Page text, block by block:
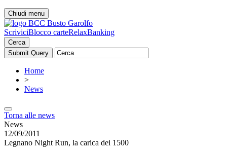
Chiudi menu
ScriviciBlocco carteRelaxBanking
Cerca
Home
>
News
Torna alle news
News
12/09/2011
Legnano Night Run, la carica dei 1500